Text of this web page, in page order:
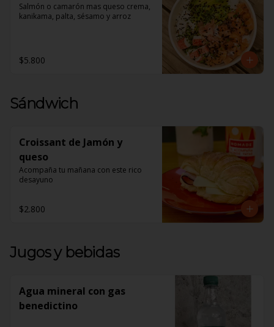
Salmón o camarón mas queso crema,
kanikama, palta, sésamo y arroz
$5.800
Sándwich
Croissant de Jamón y
queso
Acompaña tu mañana con este rico
desayuno
$2.800
Jugos y bebidas
Agua mineral con gas
benedictino